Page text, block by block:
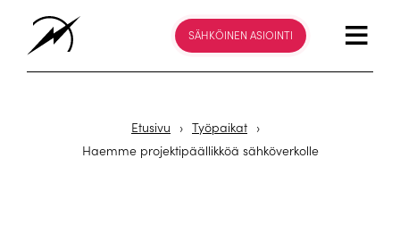
SÄHKÖINEN ASIOINTI
Etusivu › Työpaikat ›
Haemme projektipäällikköä sähköverkolle